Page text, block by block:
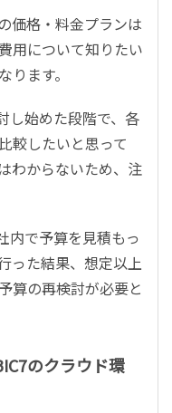
価格・料金プランは
用について知りたい
ます。
し始めた段階で、各
較したいと思って
わからないため、注
内で予算を見積もっ
った結果、想定以上
算の再検討が必要と
のクラウド環